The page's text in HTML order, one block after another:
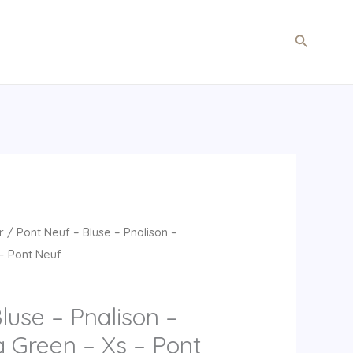
Søg
/ Pont Neuf – Bluse – Pnalison –
Pont Neuf
– Pnalison –
Green – Xs – Pont